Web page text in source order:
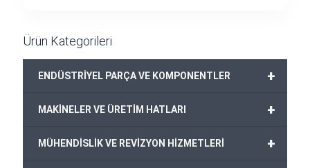
Ürün Kategorileri
+
ENDÜSTRİYEL PARÇA VE KOMPONENTLER
+
MAKİNELER VE ÜRETİM HATLARI
+
MÜHENDİSLİK VE REVİZYON HİZMETLERİ